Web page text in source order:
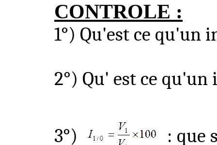
CONTROLE :
1°) Qu'est ce qu'un
2°) Qu' est ce qu'un
3°) : que